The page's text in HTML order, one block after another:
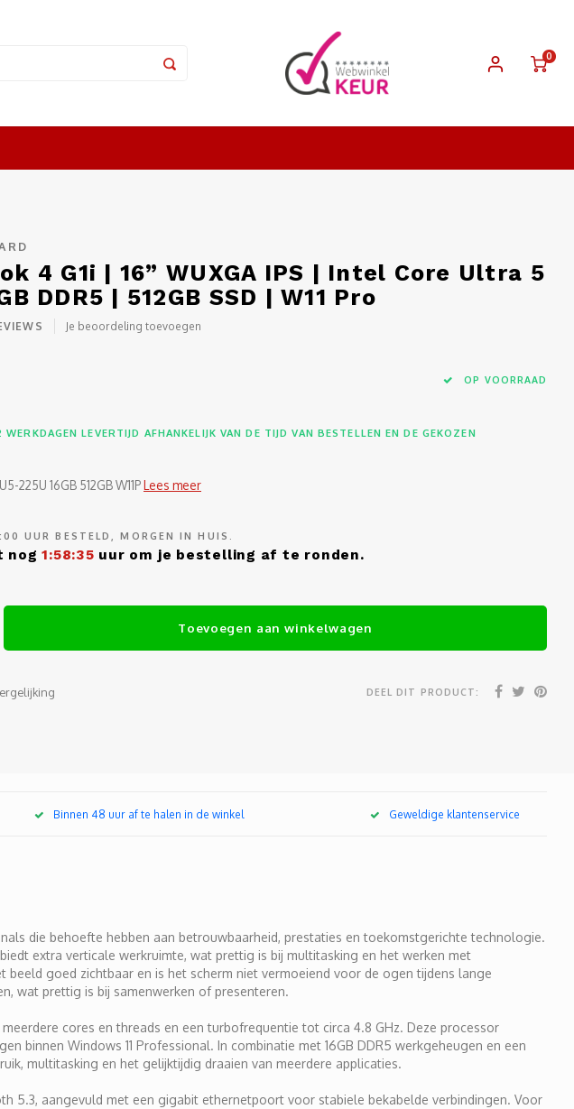
0
4 G1i | 16” WUXGA IPS | Intel Core Ultra 5
DDR5 | 512GB SSD | W11 Pro
Je beoordeling toevoegen
OP VOORRAAD
WERKDAGEN LEVERTIJD AFHANKELIJK VAN DE TIJD VAN BESTELLEN EN DE GEKOZEN
225U 16GB 512GB W11PLees meer
UUR BESTELD, MORGEN IN HUIS.
nog1:58:35 uur om je bestelling af te ronden.
Toevoegen aan winkelwagen
DEEL DIT PRODUCT:
Binnen 48 uur af te halen in de winkel Geweldige klantenservice
die behoefte hebben aan betrouwbaarheid, prestaties en toekomstgerichte technologie.
extra verticale werkruimte, wat prettig is bij multitasking en het werken met
goed zichtbaar en is het scherm niet vermoeiend voor de ogen tijdens lange
wat prettig is bij samenwerken of presenteren.
cores en threads en een turbofrequentie tot circa 4.8 GHz. Deze processor
binnen Windows 11 Professional. In combinatie met 16GB DDR5 werkgeheugen en een
multitasking en het gelijktijdig draaien van meerdere applicaties.
5.3, aangevuld met een gigabit ethernetpoort voor stabiele bekabelde verbindingen. Voor